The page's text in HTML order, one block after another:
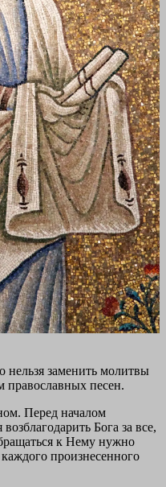
заменить молитвы
песен.
Перед началом
Бога за все,
к Нему нужно
произнесенного